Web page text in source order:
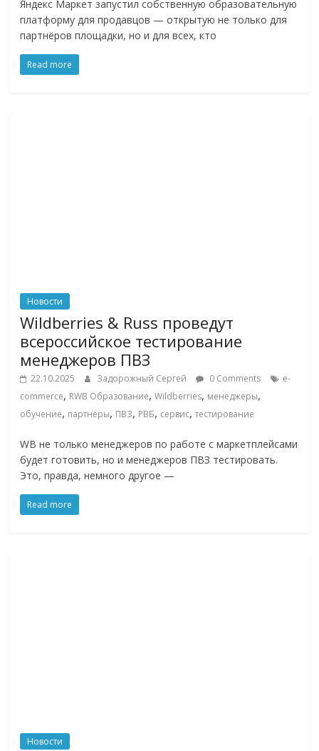
Яндекс Маркет запустил собственную образовательную
платформу для продавцов — открытую не только для
партнёров площадки, но и для всех, кто
Read more
Новости
Wildberries & Russ проведут
всероссийское тестирование
менеджеров ПВЗ
22.10.2025 Задорожный Сергей 0 Comments
e-
commerce, RWB Образование,Wildberries, менеджеры,
обучение, партнёры, ПВЗ, РВБ, сервис,тестирование
WB не только менеджеров по работе с маркетплейсами
будет готовить, но и менеджеров ПВЗ тестировать.
Это, правда, немного другое —
Read more
Новости